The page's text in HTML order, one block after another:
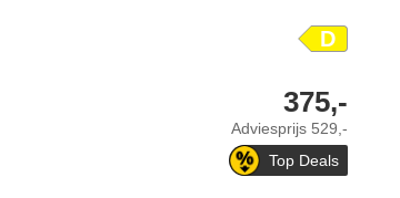
D
Adviesprijs 529,-
375,-
Top Deals